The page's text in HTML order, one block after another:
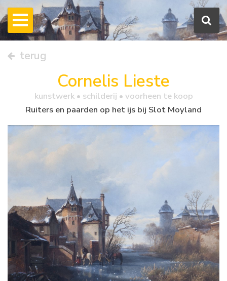
terug
Cornelis Lieste
kunstwerk • schilderij • voorheen te koop
Ruiters en paarden op het ijs bij Slot Moyland